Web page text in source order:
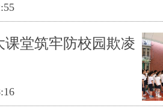
课堂筑牢防校园欺凌